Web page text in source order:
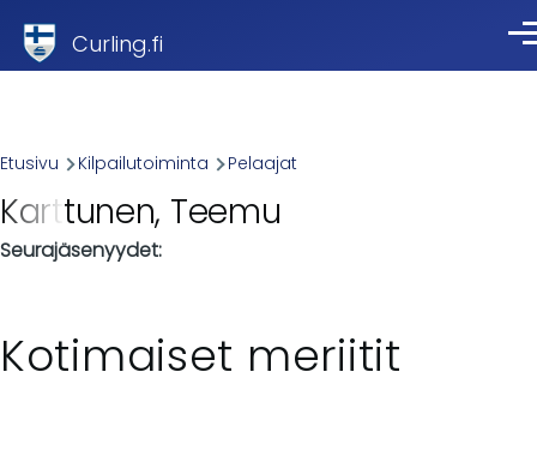
Curling.fi
Breadcrumb
Etusivu Kilpailutoiminta Pelaajat
Karttunen, Teemu
Seurajäsenyydet
Kotimaiset meriitit